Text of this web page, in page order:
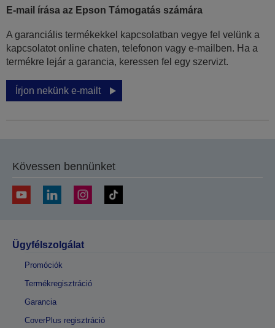
E-mail írása az Epson Támogatás számára
A garanciális termékekkel kapcsolatban vegye fel velünk a
kapcsolatot online chaten, telefonon vagy e-mailben. Ha a
termékre lejár a garancia, keressen fel egy szervizt.
Írjon nekünk e-mailt
Kövessen bennünket
Ügyfélszolgálat
Promóciók
Termékregisztráció
Garancia
CoverPlus regisztráció